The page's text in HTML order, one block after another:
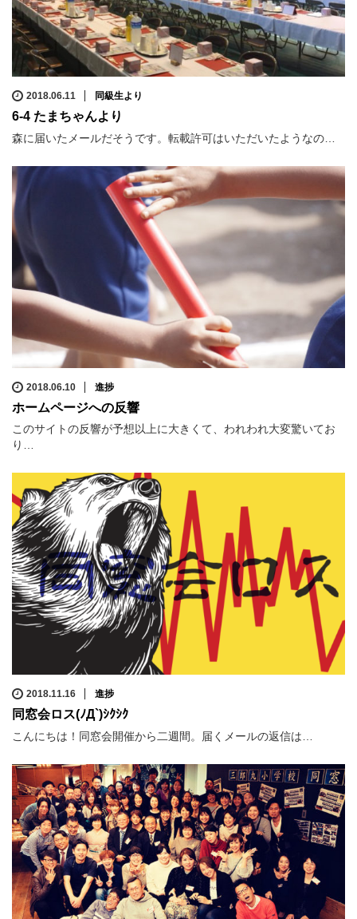
2018.06.11 同級生より
6-4 たまちゃんより
森に届いたメールだそうです。転載許可はいただいたようなの…
2018.06.10 進捗
ホームページへの反響
このサイトの反響が予想以上に大きくて、われわれ大変驚いてお
り…
2018.11.16 進捗
同窓会ロス(ﾉД`)ｼｸｼｸ
こんにちは！同窓会開催から二週間。届くメールの返信は…